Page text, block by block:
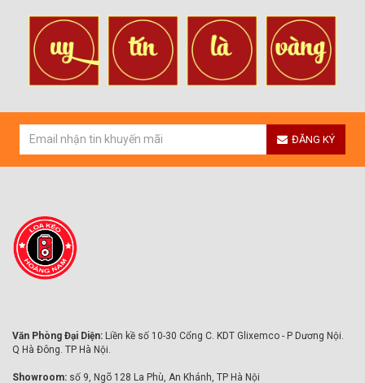
ĐĂNG KÝ
Văn Phòng Đại Diện: Liền kề số 10-30 Cổng C. KDT Glixemco - P Dương Nội.
Q Hà Đông. TP Hà Nội.
Showroom: số 9, Ngõ 128 La Phù, An Khánh, TP Hà Nội